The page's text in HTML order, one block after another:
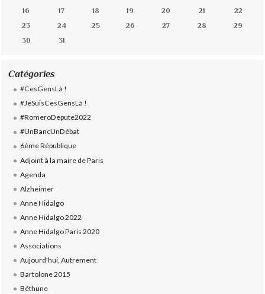
16
17 18 19 20 21
22
23
24 25 26 27 28
29
30
31
Catégories
#CesGensLà !
#JeSuisCesGensLà !
#RomeroDepute2022
#UnBancUnDébat
6ème République
Adjoint à la maire de Paris
Agenda
Alzheimer
Anne Hidalgo
Anne Hidalgo 2022
Anne Hidalgo Paris 2020
Associations
Aujourd'hui, Autrement
Bartolone 2015
Béthune